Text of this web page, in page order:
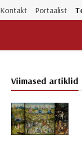
Kontakt Portaalist
Viimased artiklid